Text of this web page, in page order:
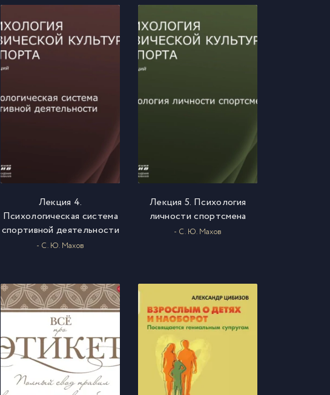
Лекция 4.
Психологическая система
спортивной деятельности
- С. Ю. Махов
Лекция 5. Психология
личности спортсмена
- С. Ю. Махов